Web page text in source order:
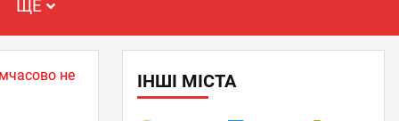
ЩЕ
не ІНШІ МІСТА